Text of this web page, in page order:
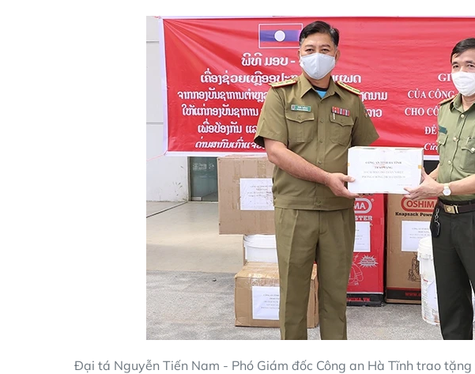
Đại tá Nguyễn Tiến Nam - Phó Giám đốc Công an Hà Tĩnh trao